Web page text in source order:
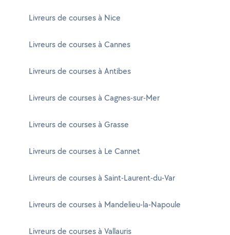
Livreurs de courses à Nice
Livreurs de courses à Cannes
Livreurs de courses à Antibes
Livreurs de courses à Cagnes-sur-Mer
Livreurs de courses à Grasse
Livreurs de courses à Le Cannet
Livreurs de courses à Saint-Laurent-du-Var
Livreurs de courses à Mandelieu-la-Napoule
Livreurs de courses à Vallauris